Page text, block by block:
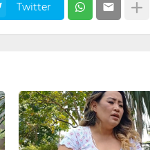
Twitter